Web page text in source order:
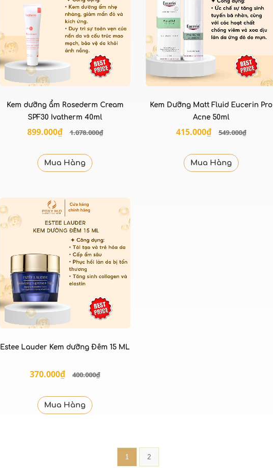
Kem dưỡng ẩm Rosederm Cream
SPF30 Ivatherm 40ml
899.000₫ 1.078.000₫
Mua Hàng
Kem Dưỡng Matt Fluid Eucerin Pro
Acne 50ml
415.000₫ 549.000₫
Mua Hàng
Estee Lauder Kem dưỡng Đêm 15 ML
370.000₫ 400.000₫
Mua Hàng
1 2